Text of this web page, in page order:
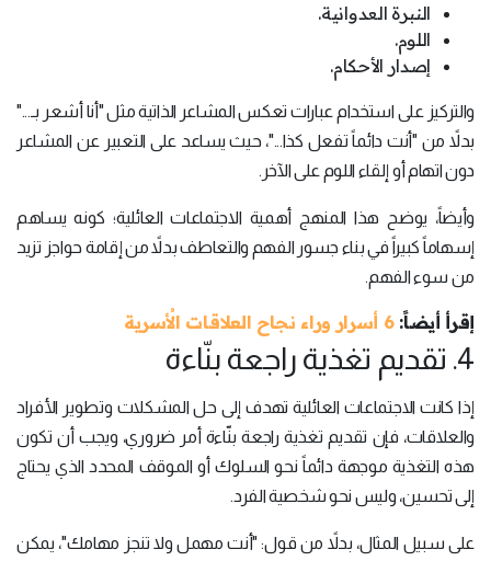
النبرة العدوانية.
اللوم.
إصدار الأحكام.
والتركيز على استخدام عبارات تعكس المشاعر الذاتية مثل "أنا أشعر بـ..."
بدلاً من "أنت دائماً تفعل كذا..."، حيث يساعد على التعبير عن المشاعر
دون اتهام أو إلقاء اللوم على الآخر.
وأيضاً، يوضح هذا المنهج أهمية الاجتماعات العائلية؛ كونه يساهم
إسهاماً كبيراً في بناء جسور الفهم والتعاطف بدلاً من إقامة حواجز تزيد
من سوء الفهم.
إقرأ أيضاً:6 أسرار وراء نجاح العلاقات الأُسرية
4. تقديم تغذية راجعة بنّاءة
إذا كانت الاجتماعات العائلية تهدف إلى حل المشكلات وتطوير الأفراد
والعلاقات، فإن تقديم تغذية راجعة بنّاءة أمر ضروري، ويجب أن تكون
هذه التغذية موجهة دائماً نحو السلوك أو الموقف المحدد الذي يحتاج
إلى تحسين، وليس نحو شخصية الفرد.
على سبيل المثال، بدلاً من قول: "أنت مهمل ولا تنجز مهامك"، يمكن